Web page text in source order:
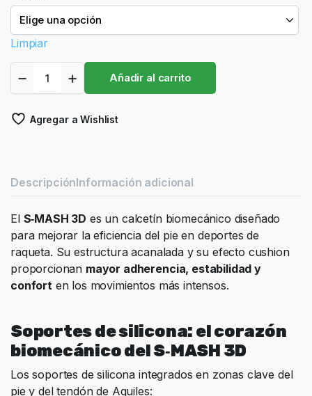
Limpiar
Biomecánico
Floky
Mash
Añadir al carrito
Agregar a Wishlist
DescripciónInformación adicional
El S‑MASH 3D es un calcetín biomecánico diseñado
para mejorar la eficiencia del pie en deportes de
raqueta. Su estructura acanalada y su efecto cushion
proporcionan mayor adherencia, estabilidad y
conforten los movimientos más intensos.
Soportes de silicona: el corazón
biomecánico del S‑MASH 3D
Los soportes de silicona integrados en zonas clave del
pie y del tendón de Aquiles: